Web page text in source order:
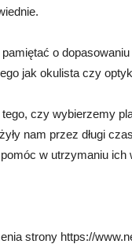
o
jak okulista czy
czy wybierzemy
nam przez długi
w utrzymaniu ich
strony https://